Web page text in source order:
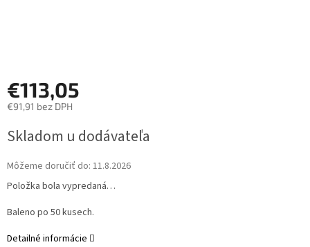
€113,05
€91,91 bez DPH
cena:
Skladom u dodávateľa
Môžeme doručiť do: 11.8.2026
Položka bola vypredaná…
Baleno po 50 kusech.
Detailné informácie